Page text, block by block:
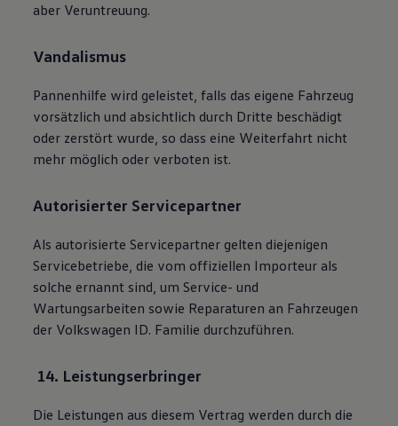
aber Veruntreuung.
Vandalismus
Pannenhilfe wird geleistet, falls das eigene Fahrzeug
vorsätzlich und absichtlich durch Dritte beschädigt
oder zerstört wurde, so dass eine Weiterfahrt nicht
mehr möglich oder verboten ist.
Autorisierter Servicepartner
Als autorisierte Servicepartner gelten diejenigen
Servicebetriebe, die vom offiziellen Importeur als
solche ernannt sind, um Service- und
Wartungsarbeiten sowie Reparaturen an Fahrzeugen
der Volkswagen ID. Familie durchzuführen.
14. Leistungserbringer
Die Leistungen aus diesem Vertrag werden durch die